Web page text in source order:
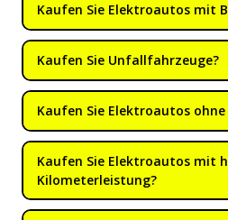
Kaufen Sie Elektroautos mit
Kaufen Sie Unfallfahrzeuge?
Kaufen Sie Elektroautos ohne
Kaufen Sie Elektroautos mit
Kilometerleistung?